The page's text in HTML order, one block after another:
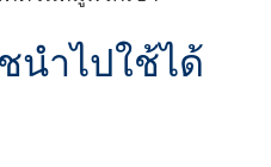
นำไปใช้ได้